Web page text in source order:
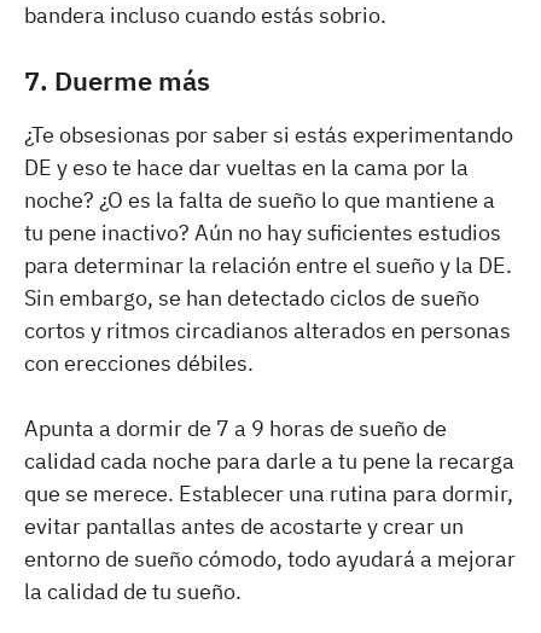
bandera incluso cuando estás sobrio.
7. Duerme más
¿Te obsesionas por saber si estás experimentando
DE y eso te hace dar vueltas en la cama por la
noche? ¿O es la falta de sueño lo que mantiene a
tu pene inactivo? Aún no hay suficientes estudios
para determinar la relación entre el sueño y la DE.
Sin embargo, se han detectado ciclos de sueño
cortos y ritmos circadianos alterados en personas
con erecciones débiles.
Apunta a dormir de 7 a 9 horas de sueño de
calidad cada noche para darle a tu pene la recarga
que se merece. Establecer una rutina para dormir,
evitar pantallas antes de acostarte y crear un
entorno de sueño cómodo, todo ayudará a mejorar
la calidad de tu sueño.